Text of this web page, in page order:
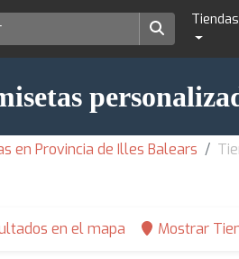
en Provincia de Illes Balears
en el mapa Mostrar